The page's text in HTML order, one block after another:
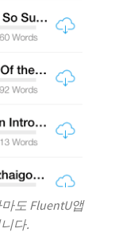
도 FluentU앱
다.